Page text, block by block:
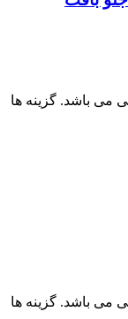
می باشد. گزینه ها
می باشد. گزینه ها